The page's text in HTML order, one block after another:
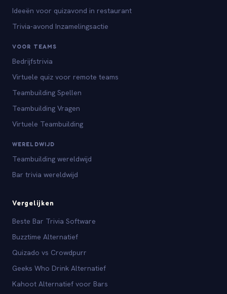
Ideeën voor quizavond in restaurant
Trivia-avond Inzamelingsactie
VOOR TEAMS
Bedrijfstrivia
Virtuele quiz voor remote teams
Teambuilding Spellen
Teambuilding Vragen
Virtuele Teambuilding
WERELDWIJD
Teambuilding wereldwijd
Bar trivia wereldwijd
Vergelijken
Beste Bar Trivia Software
Buzztime Alternatief
Quizado vs Crowdpurr
Geeks Who Drink Alternatief
Kahoot Alternatief voor Bars